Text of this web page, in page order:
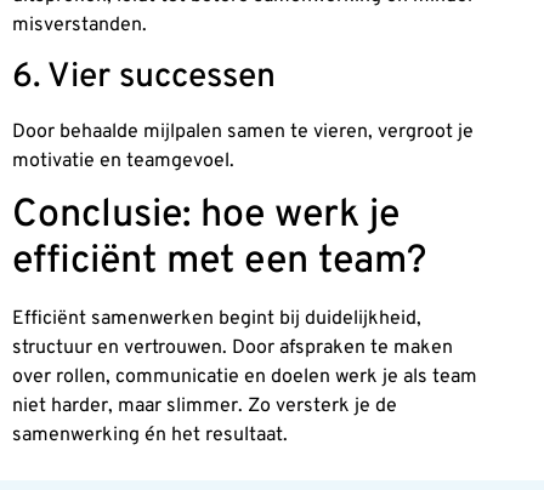
misverstanden.
6. Vier successen
Door behaalde mijlpalen samen te vieren, vergroot je
motivatie en teamgevoel.
Conclusie: hoe werk je
efficiënt met een team?
Efficiënt samenwerken begint bij duidelijkheid,
structuur en vertrouwen. Door afspraken te maken
over rollen, communicatie en doelen werk je als team
niet harder, maar slimmer. Zo versterk je de
samenwerking én het resultaat.